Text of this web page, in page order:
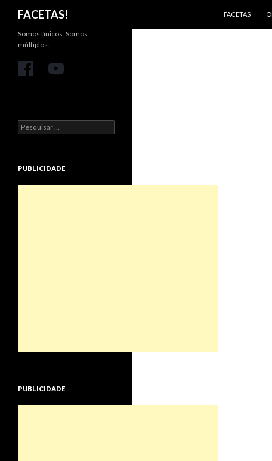
FACETAS!
FACETAS
Somos únicos. Somos
múltiplos.
Pesquisar
por:
PUBLICIDADE
PUBLICIDADE